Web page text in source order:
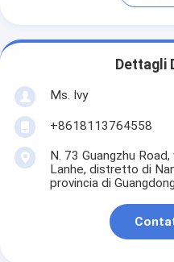
Dettagli
Ms. Ivy
+8618113764558
N. 73 Guangzhu
Lanhe, distretto di
provincia di Guangdong.